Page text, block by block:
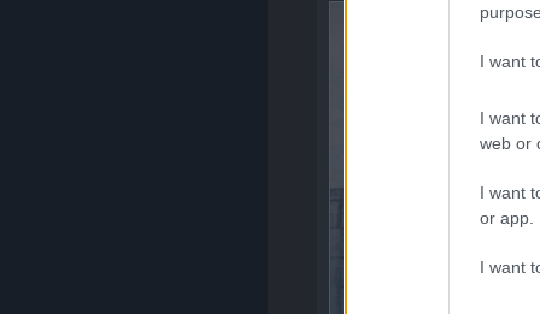
I want
I want
web or
I want
or app.
I want